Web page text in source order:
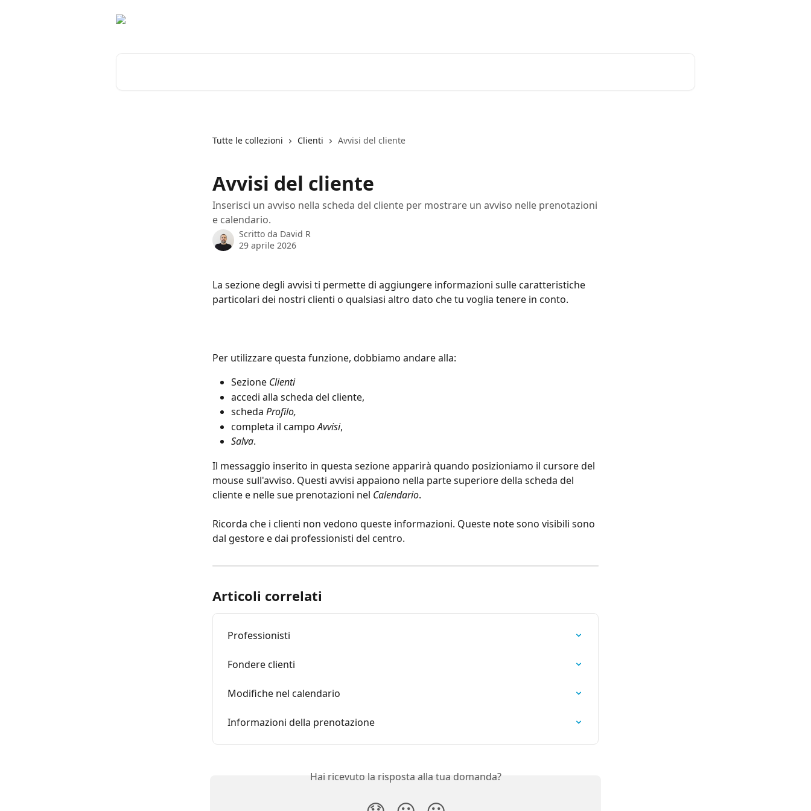
Tutte le collezioni Clienti Avvisi del cliente
Avvisi del cliente
Inserisci un avviso nella scheda del cliente per mostrare un avviso nelle prenotazioni
e calendario.
Scritto da David R
29 aprile 2026
La sezione degli avvisi ti permette di aggiungere informazioni sulle caratteristiche
particolari dei nostri clienti o qualsiasi altro dato che tu voglia tenere in conto.
Per utilizzare questa funzione, dobbiamo andare alla:
Sezione Clienti
accedi alla scheda del cliente,
scheda Profilo,
completa il campo Avvisi,
Salva.
Il messaggio inserito in questa sezione apparirà quando posizioniamo il cursore del
mouse sull'avviso. Questi avvisi appaiono nella parte superiore della scheda del
cliente e nelle sue prenotazioni nel Calendario.
Ricorda che i clienti non vedono queste informazioni. Queste note sono visibili sono
dal gestore e dai professionisti del centro.
Articoli correlati
Professionisti
Fondere clienti
Modifiche nel calendario
Informazioni della prenotazione
Hai ricevuto la risposta alla tua domanda?